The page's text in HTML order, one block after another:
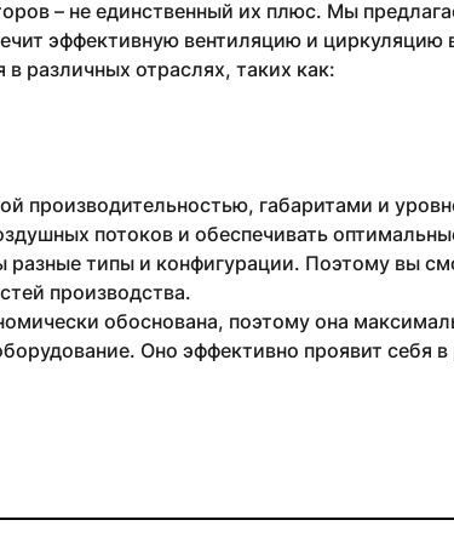
– не единственный их плюс. Мы
эффективную вентиляцию и
различных отраслях, таких как:
производительностью, габаритами и
потоков и обеспечивать
разные типы и конфигурации. Поэтому вы
производства.
обоснована, поэтому она
Оно эффективно проявит себя